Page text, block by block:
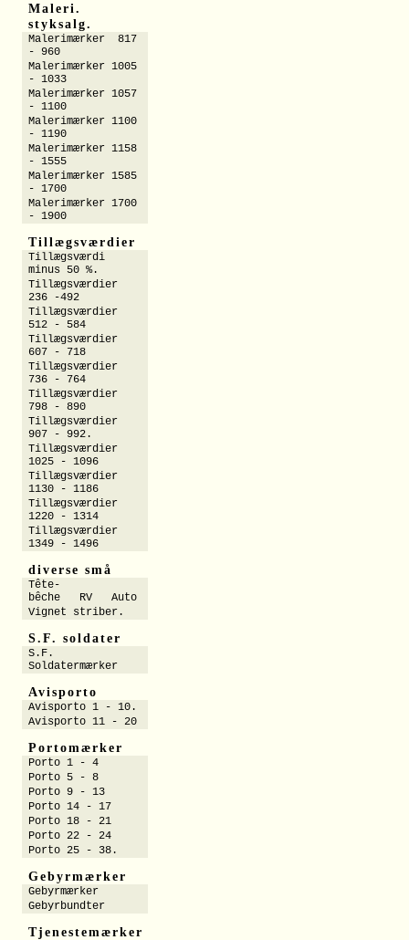
Maleri.
styksalg.
Malerimærker 817
- 960
Malerimærker 1005
- 1033
Malerimærker 1057
- 1100
Malerimærker 1100
- 1190
Malerimærker 1158
- 1555
Malerimærker 1585
- 1700
Malerimærker 1700
- 1900
Tillægsværdier
Tillægsværdi
minus 50 %.
Tillægsværdier
236 -492
Tillægsværdier
512 - 584
Tillægsværdier
607 - 718
Tillægsværdier
736 - 764
Tillægsværdier
798 - 890
Tillægsværdier
907 - 992.
Tillægsværdier
1025 - 1096
Tillægsværdier
1130 - 1186
Tillægsværdier
1220 - 1314
Tillægsværdier
1349 - 1496
diverse små
Tête-
bêche RV Auto
Vignet striber.
S.F. soldater
S.F.
Soldatermærker
Avisporto
Avisporto 1 - 10.
Avisporto 11 - 20
Portomærker
Porto 1 - 4
Porto 5 - 8
Porto 9 - 13
Porto 14 - 17
Porto 18 - 21
Porto 22 - 24
Porto 25 - 38.
Gebyrmærker
Gebyrmærker
Gebyrbundter
Tjenestemærker